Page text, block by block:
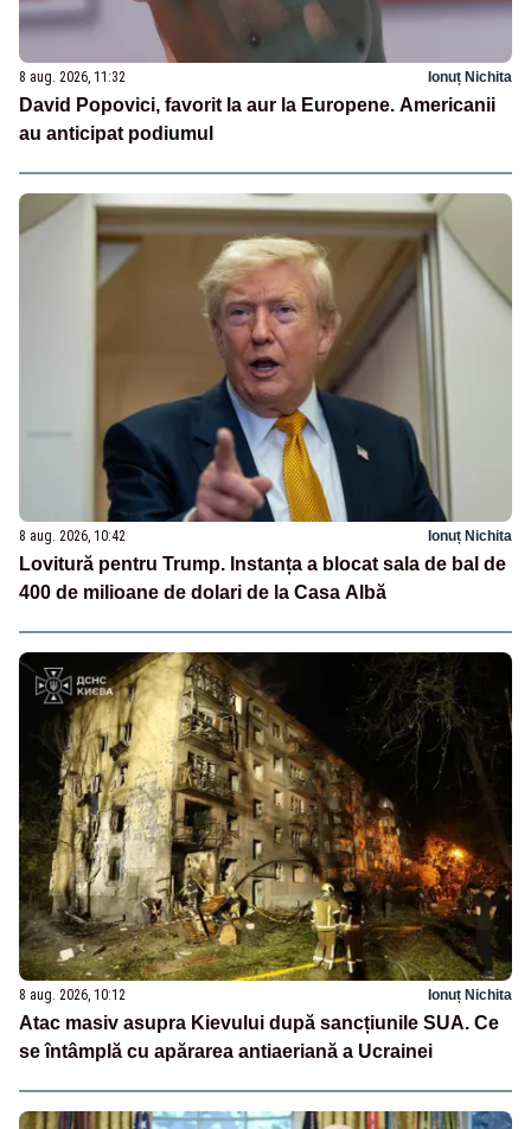
8 aug. 2026, 11:32 Ionuț Nichita
David Popovici, favorit la aur la Europene. Americanii
au anticipat podiumul
8 aug. 2026, 10:42 Ionuț Nichita
Lovitură pentru Trump. Instanța a blocat sala de bal de
400 de milioane de dolari de la Casa Albă
8 aug. 2026, 10:12 Ionuț Nichita
Atac masiv asupra Kievului după sancțiunile SUA. Ce
se întâmplă cu apărarea antiaeriană a Ucrainei